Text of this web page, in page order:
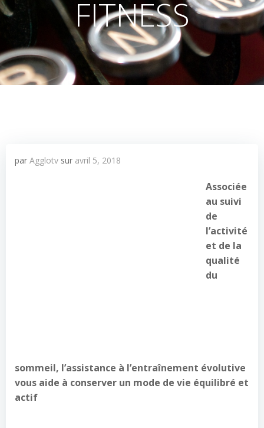
FITNESS
par Agglotv sur avril 5, 2018
Associée
au suivi
de
l’activité
et de la
qualité
du
sommeil, l’assistance à l’entraînement évolutive
vous aide à conserver un mode de vie équilibré et
actif